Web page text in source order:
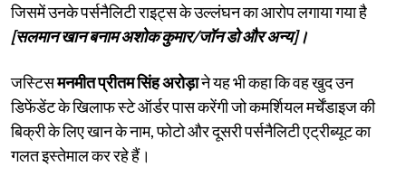
जिसमें उनके पर्सनैलिटी राइट्स के उल्लंघन का आरोप लगाया गया है
[सलमान खान बनाम अशोक कुमार/जॉन डो और अन्य]।
जस्टिसमनमीत प्रीतम सिंह अरोड़ाने यह भी कहा कि वह खुद उन
डिफेंडेंट के खिलाफ स्टे ऑर्डर पास करेंगी जो कमर्शियल मर्चेंडाइज की
बिक्री के लिए खान के नाम, फोटो और दूसरी पर्सनैलिटी एट्रीब्यूट का
गलत इस्तेमाल कर रहे हैं।